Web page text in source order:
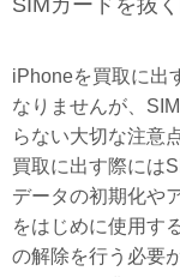
iPhoneを買取に出
なりませんが、
らない大切な注意
買取に出す際には
データの初期化や
をはじめに使用す
の解除を行う必要